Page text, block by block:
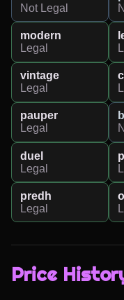
Not Legal
modern
Legal
vintage
Legal
pauper
Legal
duel
Legal
predh
Legal
Price